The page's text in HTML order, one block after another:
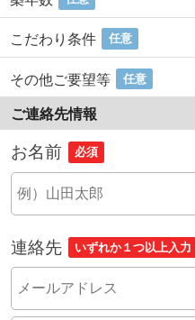
こだわり条件 任意
その他ご要望等 任意
ご連絡先情報
お名前 必須
連絡先 いずれか１つ以上入力